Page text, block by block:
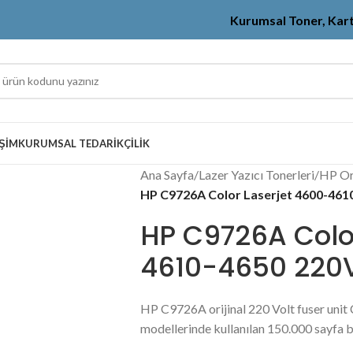
Kurumsal Toner,
KURUMSAL TEDARIKÇILIK
Ana Sayfa/Lazer Yazıcı Tonerleri/HP
HP C9726A Color Laserjet 4600-
HP C9726A
4610-4650
HP C9726A orijinal 220 Volt fuser unit
modellerinde kullanılan 150.000 sayfa